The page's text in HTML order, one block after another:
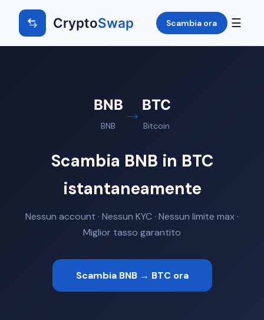
CryptoSwap Scambia ora ☰
BNB
BNB
→ BTC
Bitcoin
Scambia BNB in BTC
istantaneamente
Nessun account · Nessun KYC · Nessun limite max ·
Miglior tasso garantito
Scambia BNB → BTC ora